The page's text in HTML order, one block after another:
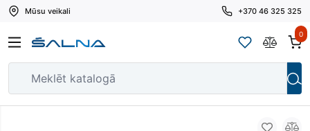
Mūsu veikali +370 46 325 325
0